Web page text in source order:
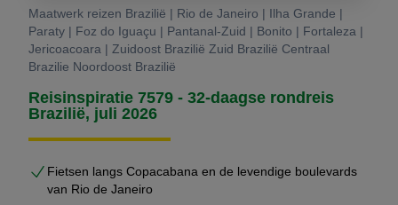
van Brazilië. Die kennis komt voort uit de achtergrond
van oprichterGustavo Lucena Lage, maar is
inmiddels verankerd in een professioneel netwerk van
lokale partners, vaste lodges, gidsen en logistieke
specialisten.
Brazilië is voor ons geen product.
Het is een land dat wij dagelijks opereren.
Maatwerk reizen Brazilië | Rio de Janeiro | Ilha Grande |
Paraty | Foz do Iguaçu | Pantanal-Zuid | Bonito | Fortaleza |
Jericoacoara | Zuidoost Brazilië Zuid Brazilië Centraal
Brazilie Noordoost Brazilië
Reisinspiratie 7579 - 32-daagse rondreis
Brazilië, juli 2026
Fietsen langs Copacabana en de levendige boulevards
van Rio de Janeiro